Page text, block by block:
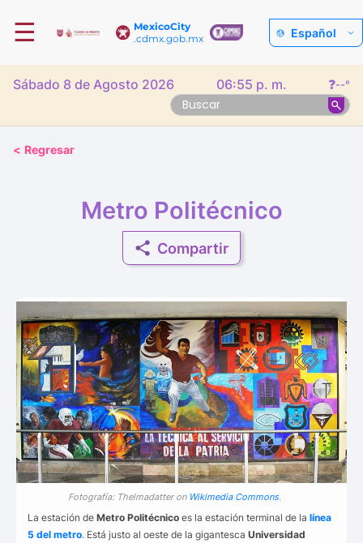
MexicoCity
.cdmx.gob.mx
☰ Español
Sábado 8 de Agosto 2026 06:55 p. m. ❓--°
< Regresar
Metro Politécnico
Compartir
Fotografía: Thelmadatter on Wikimedia Commons
La estación de Metro Politécnico es la estación terminal de la línea
5 del metro. Está justo al oeste de la gigantesca Universidad